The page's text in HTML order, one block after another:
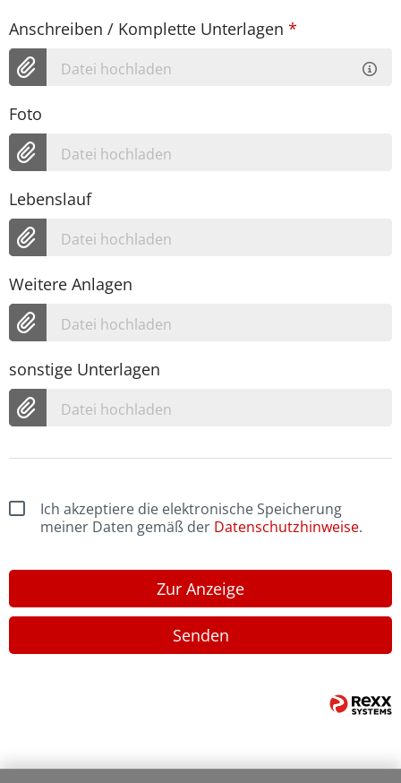
Anschreiben / Komplette Unterlagen *
Datei hochladen
Foto
Datei hochladen
Lebenslauf
Datei hochladen
Weitere Anlagen
Datei hochladen
sonstige Unterlagen
Datei hochladen
Ich akzeptiere die elektronische Speicherung
meiner Daten gemäß der Datenschutzhinweise.
Zur Anzeige
Senden